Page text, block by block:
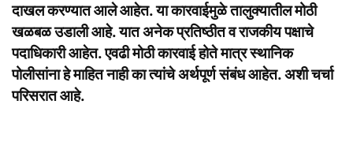
दाखल करण्यात आले आहेत. या कारवाईमुळे तालुक्यातील मोठी
खळबळ उडाली आहे. यात अनेक प्रतिष्ठीत व राजकीय पक्षाचे
पदाधिकारी आहेत. एवढी मोठी कारवाई होते मात्र स्थानिक
पोलीसांना हे माहित नाही का त्यांचे अर्थपूर्ण संबंध आहेत. अशी चर्चा
परिसरात आहे.